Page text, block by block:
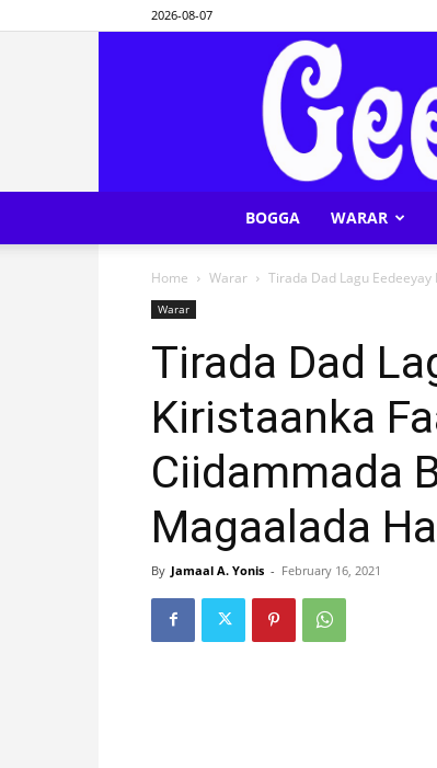
2026-08-07
BOGGA WARAR
Home Warar Tirada Dad Lagu
Warar
Tirada Dad
Kiristaanka
Ciidammada
Magaalada
By Jamaal A. Yonis - February 16, 2021